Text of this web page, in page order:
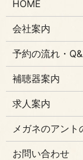
HOME
会社案内
予約の流れ・
補聴器案内
求人案内
メガネのアント
お問い合わせ